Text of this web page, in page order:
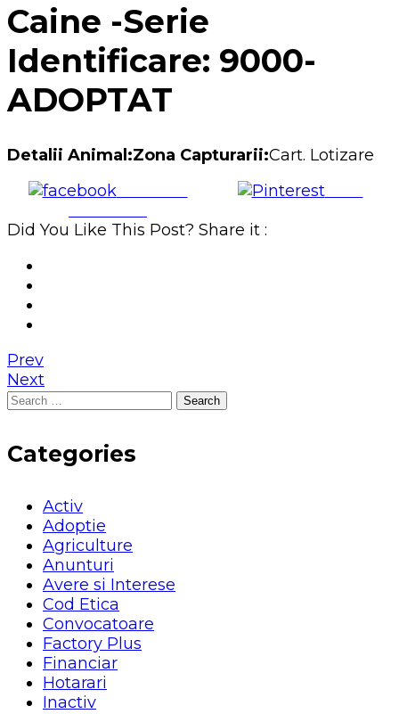
Caine -Serie
Identificare: 9000-
ADOPTAT
Detalii Animal:Zona Capturarii:Cart. Lotizare
Share on
Save
Did You Like This Post? Share it :
Prev
Next
Search
Categories
Activ
Adoptie
Agriculture
Anunturi
Avere si Interese
Cod Etica
Convocatoare
Factory Plus
Financiar
Hotarari
Inactiv